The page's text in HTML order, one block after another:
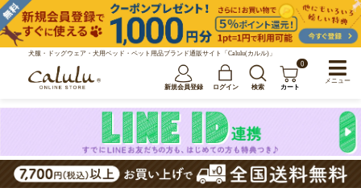
犬服・ドッグウェア・犬用ベッド・ペット用品ブランド通販サイト「Calulu(カルル)」
新規会員登録 ログイン 検索
0
カート
メニュー